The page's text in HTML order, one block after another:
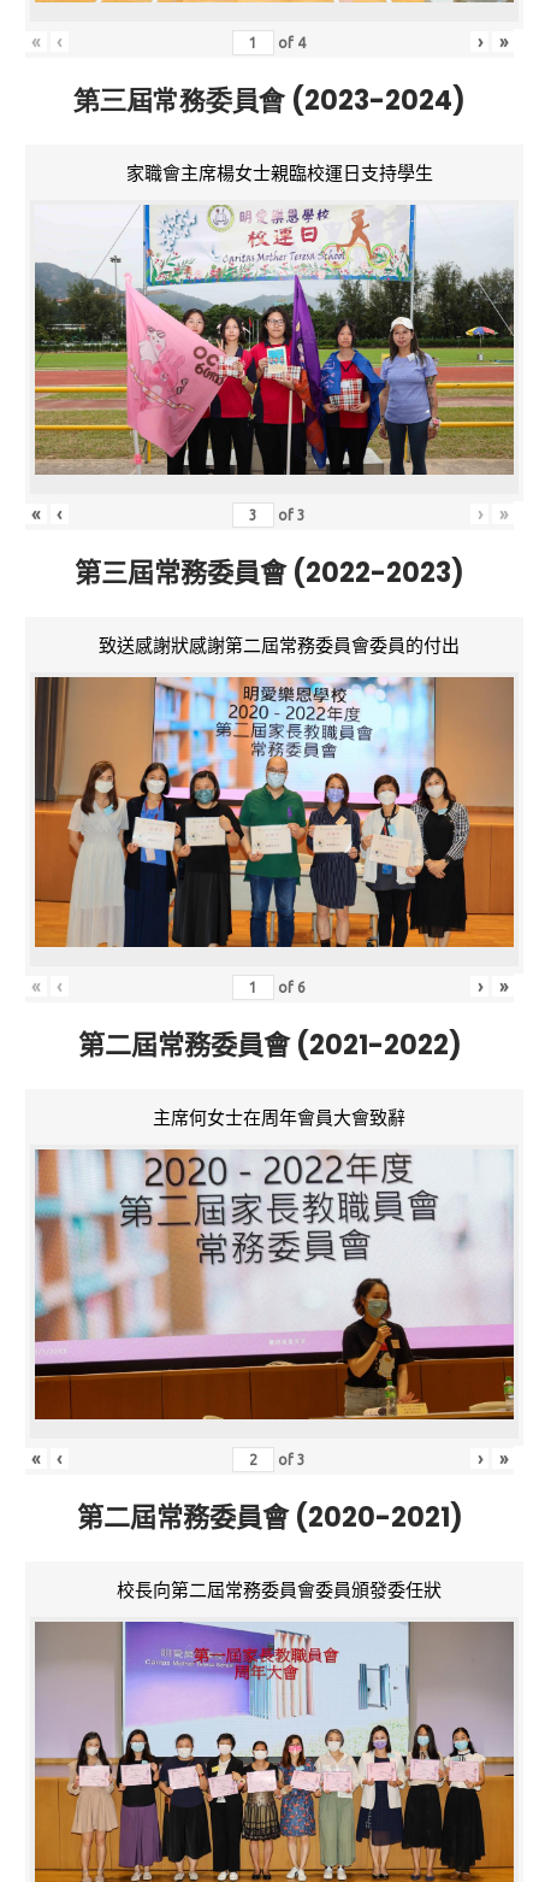
« ‹ of 4 › »
第三屆常務委員會 (2023-2024)
家職會主席楊女士親臨校運日支持學生
« ‹ of3 › »
第三屆常務委員會 (2022-2023)
致送感謝狀感謝第二屆常務委員會委員的付出
« ‹ of 6 › »
第二屆常務委員會 (2021-2022)
主席何女士在周年會員大會致辭
« ‹ of3 › »
第二屆常務委員會 (2020-2021)
校長向第二屆常務委員會委員頒發委任狀